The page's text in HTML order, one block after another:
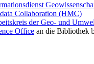
Collaboration (HMC)
der Geo- und
Office an die Bibliothek